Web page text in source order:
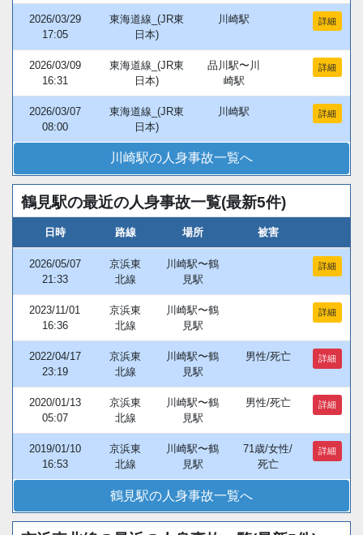
2026/03/29
17:05
東海道線_(JR東
日本)
川崎駅 詳細
2026/03/09
16:31
東海道線_(JR東
日本)
品川駅〜川
崎駅
詳細
2026/03/07
08:00
東海道線_(JR東
日本)
川崎駅 詳細
川崎駅の人身事故一覧へ
鶴見駅の最近の人身事故一覧(最新5件)
日時 路線 場所 被害
2026/05/07
21:33
京浜東
北線
川崎駅〜鶴
見駅
詳細
2023/11/01
16:36
京浜東
北線
川崎駅〜鶴
見駅
詳細
2022/04/17
23:19
京浜東
北線
川崎駅〜鶴
見駅
男性/死亡 詳細
2020/01/13
05:07
京浜東
北線
川崎駅〜鶴
見駅
男性/死亡 詳細
2019/01/10
16:53
京浜東
北線
川崎駅〜鶴
見駅
71歳/女性/
死亡
詳細
鶴見駅の人身事故一覧へ